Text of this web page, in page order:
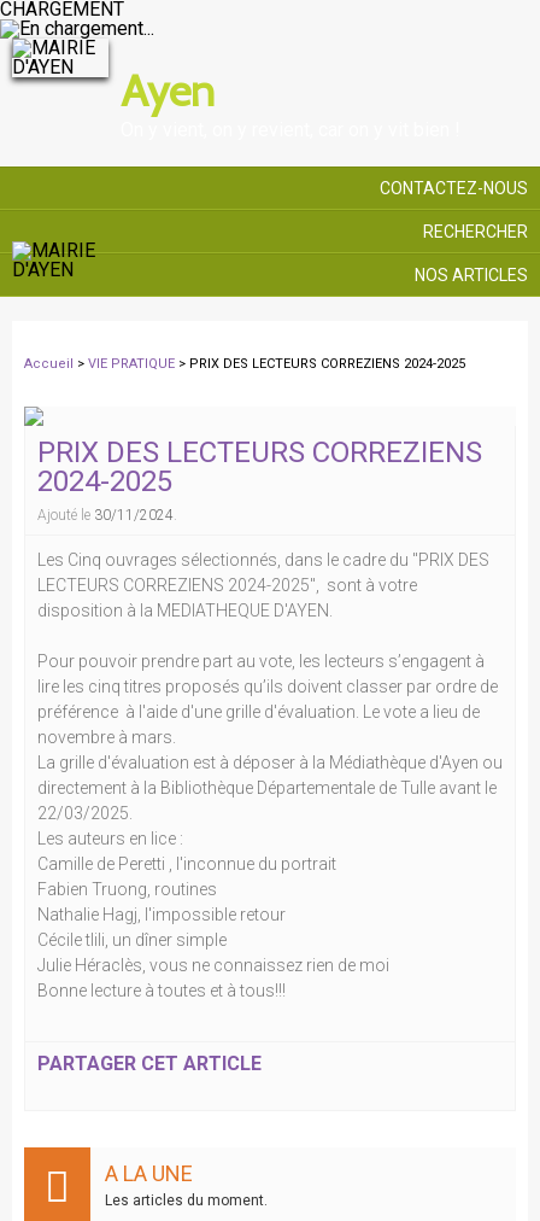
CHARGEMENT
Ayen
CONTACTEZ-NOUS
RECHERCHER
NOS ARTICLES
Accueil > VIE PRATIQUE > PRIX DES LECTEURS CORREZIENS 2024-2025
PRIX DES LECTEURS CORREZIENS
2024-2025
Ajouté le 30/11/2024.
Les Cinq ouvrages sélectionnés, dans le cadre du "PRIX DES
LECTEURS CORREZIENS 2024-2025", sont à votre
disposition à la MEDIATHEQUE D'AYEN.
Pour pouvoir prendre part au vote, les lecteurs s’engagent à
lire les cinq titres proposés qu’ils doivent classer par ordre de
préférence à l'aide d'une grille d'évaluation. Le vote a lieu de
novembre à mars.
La grille d'évaluation est à déposer à la Médiathèque d'Ayen ou
directement à la Bibliothèque Départementale de Tulle avant le
22/03/2025.
Les auteurs en lice :
Camille de Peretti , l'inconnue du portrait
Fabien Truong, routines
Nathalie Hagj, l'impossible retour
Cécile tlili, un dîner simple
Julie Héraclès, vous ne connaissez rien de moi
Bonne lecture à toutes et à tous!!!
PARTAGER CET ARTICLE
A LA UNE
Les articles du moment.